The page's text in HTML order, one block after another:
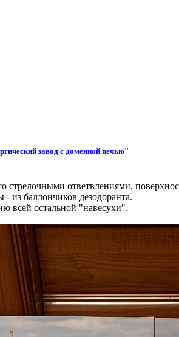
завод с доменной печью"
ответвлениями,
из баллончиков дезодоранта.
всей остальной "навесухи".